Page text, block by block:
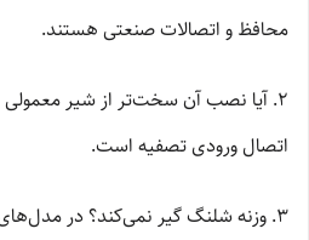
محافظ و اتصالات صنعتی هستند.
۲. آیا نصب آن سخت‌تر از شیر معمولی
اتصال ورودی تصفیه است.
۳. وزنه شلنگ گیر نمی‌کند؟ در